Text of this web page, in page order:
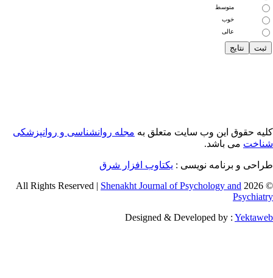
متوسط
خوب
عالی
حقوق این وب سایت متعلق بهمجله روانشناسی و روانپزشکی
می باشد.
و برنامه نویسی : یکتاوب افزار شرق
©
Shenakht Journal of Psychology and
Designed & Developed by :